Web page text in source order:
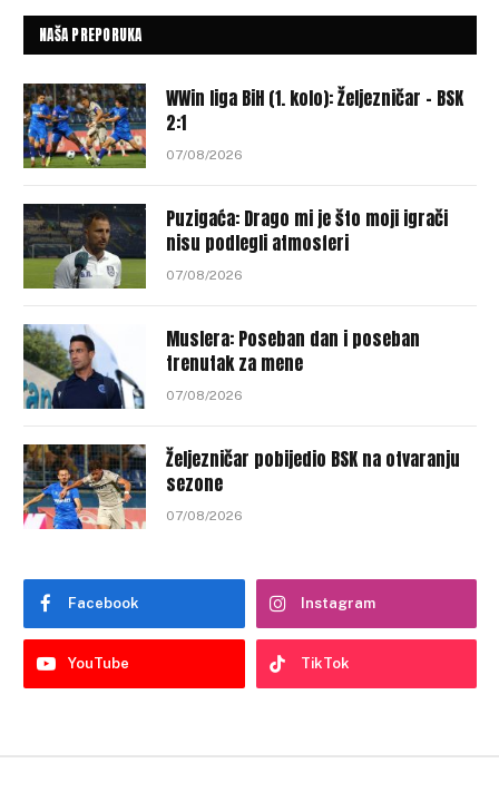
NAŠA PREPORUKA
WWin liga BiH (1. kolo): Željezničar – BSK
2:1
07/08/2026
Puzigaća: Drago mi je što moji igrači
nisu podlegli atmosferi
07/08/2026
Muslera: Poseban dan i poseban
trenutak za mene
07/08/2026
Željezničar pobijedio BSK na otvaranju
sezone
07/08/2026
Facebook Instagram
YouTube TikTok